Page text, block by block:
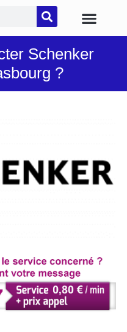
Schenker
?